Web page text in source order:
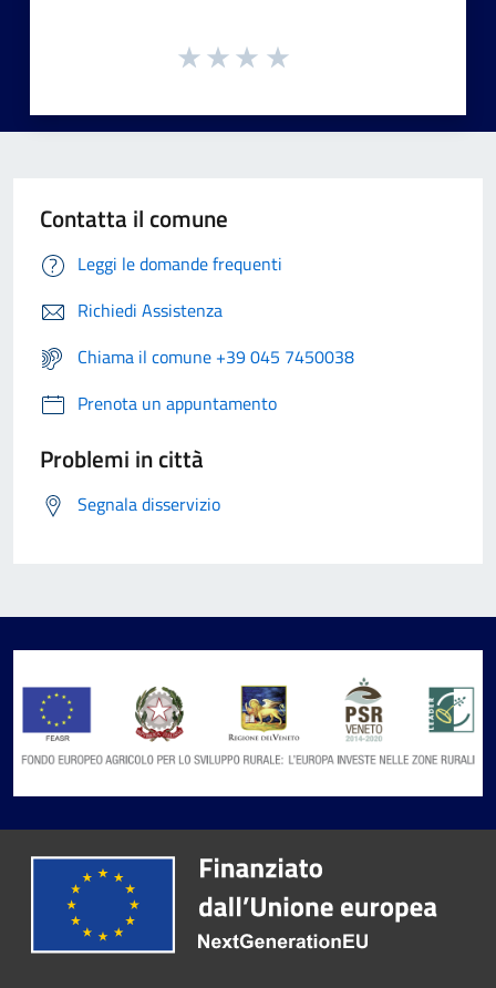
Contatta il comune
Leggi le domande frequenti
Richiedi Assistenza
Chiama il comune +39 045 7450038
Prenota un appuntamento
Problemi in città
Segnala disservizio